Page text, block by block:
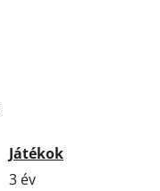
Játékok
3 év